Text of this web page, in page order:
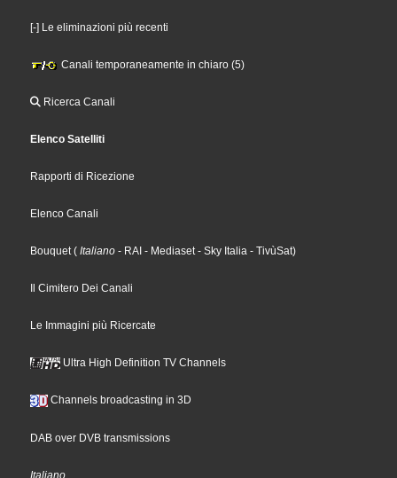
[-] Le eliminazioni più recenti
Canali temporaneamente in chiaro (5)
Ricerca Canali
Elenco Satelliti
Rapporti di Ricezione
Elenco Canali
Bouquet ( Italiano - RAI - Mediaset - Sky Italia - TivùSat)
Il Cimitero Dei Canali
Le Immagini più Ricercate
Ultra High Definition TV Channels
Channels broadcasting in 3D
DAB over DVB transmissions
Italiano